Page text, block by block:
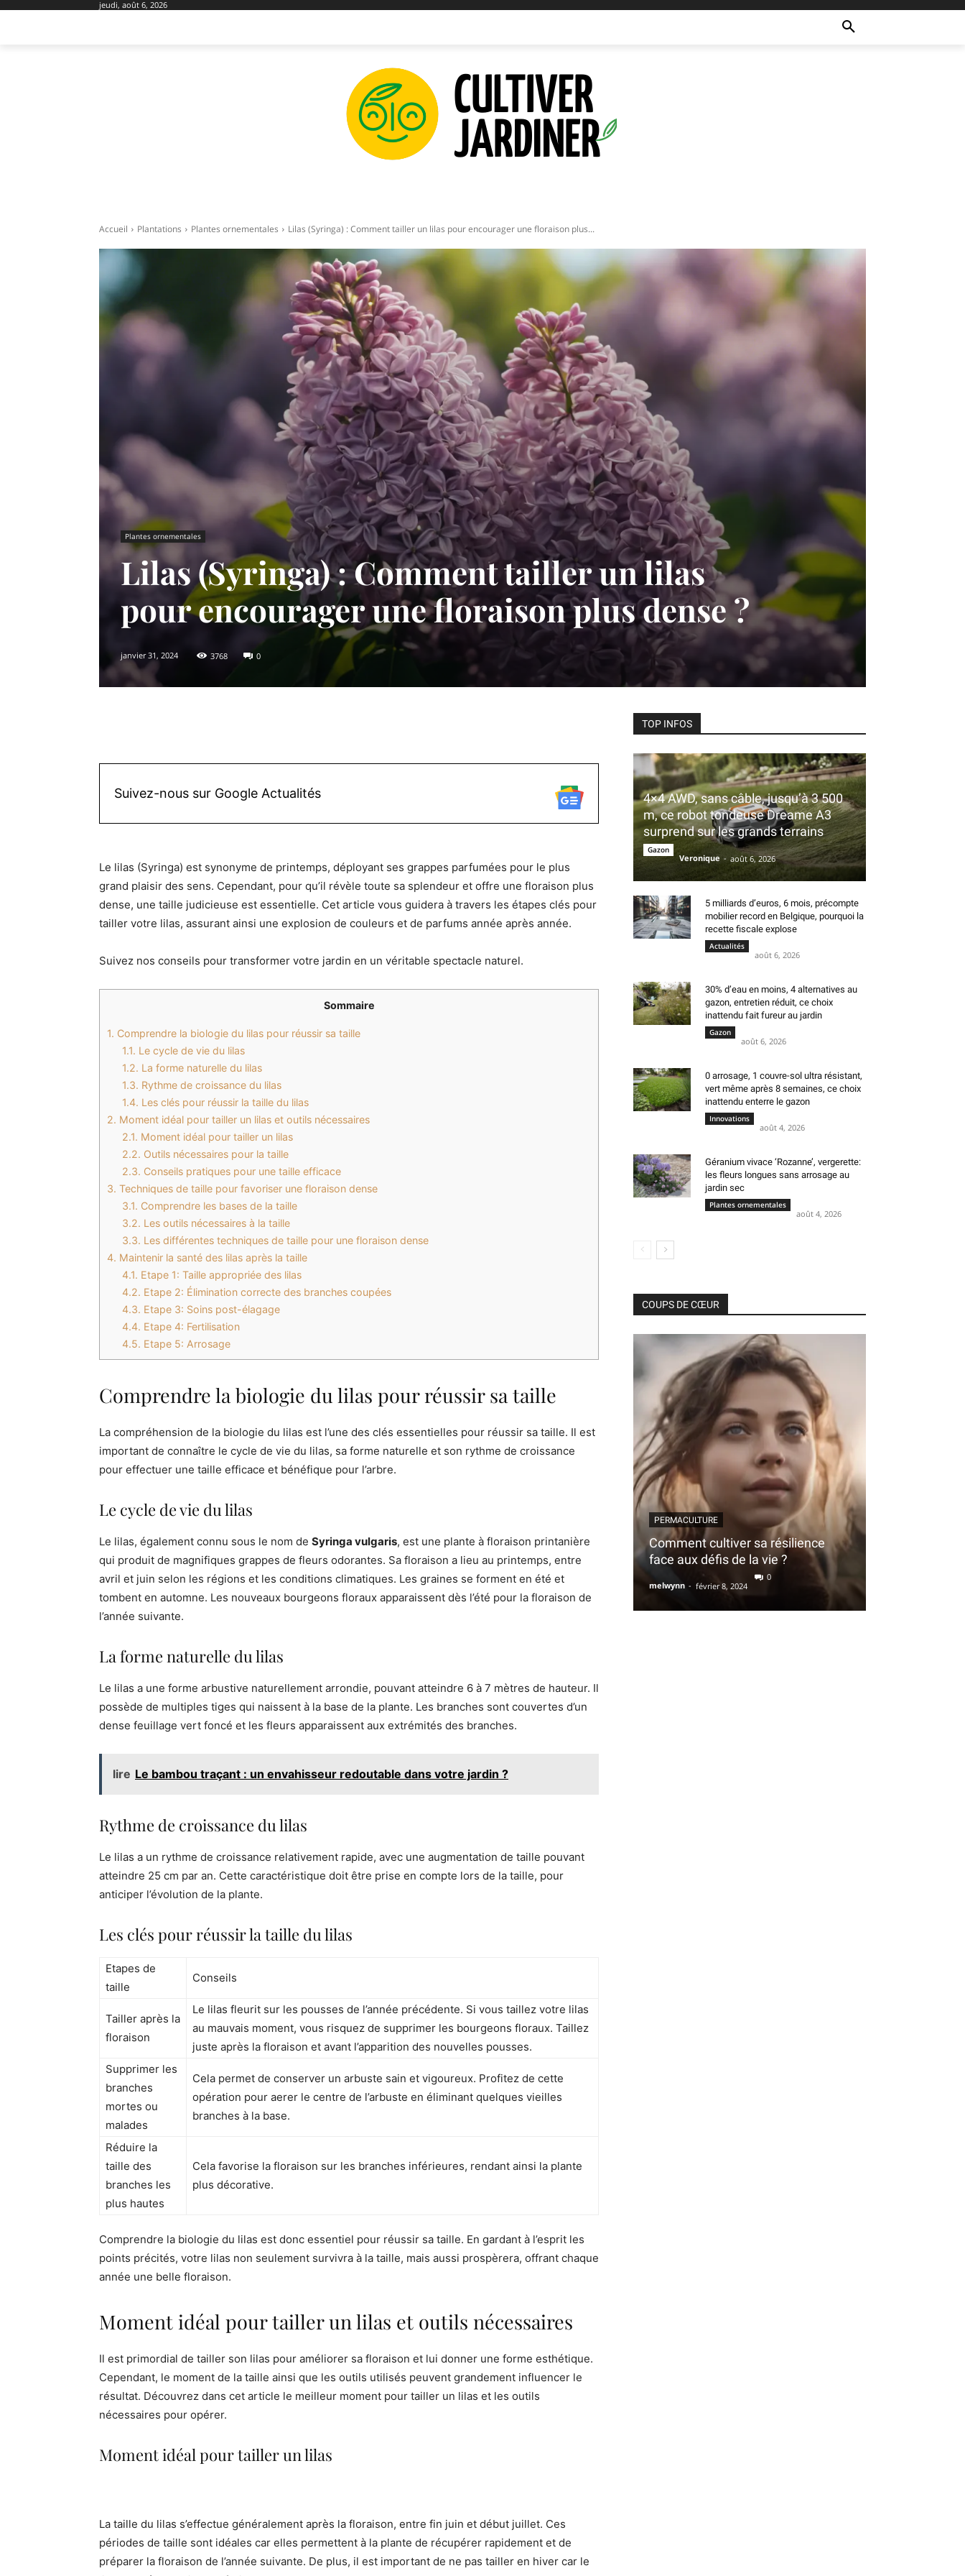
jeudi, août 6, 2026
Accueil Plantations Plantes ornementales Lilas (Syringa) : Comment tailler un lilas pour encourager une floraison plus...
Plantes ornementales
Lilas (Syringa) : Comment tailler un lilas
pour encourager une floraison plus dense ?
janvier 31, 2024 3768 0
Suivez-nous sur Google Actualités
Le lilas (Syringa) est synonyme de printemps, déployant ses grappes parfumées pour le plus
grand plaisir des sens. Cependant, pour qu’il révèle toute sa splendeur et offre une floraison plus
dense, une taille judicieuse est essentielle. Cet article vous guidera à travers les étapes clés pour
tailler votre lilas, assurant ainsi une explosion de couleurs et de parfums année après année.
Suivez nos conseils pour transformer votre jardin en un véritable spectacle naturel.
Sommaire
1. Comprendre la biologie du lilas pour réussir sa taille
1.1. Le cycle de vie du lilas
1.2. La forme naturelle du lilas
1.3. Rythme de croissance du lilas
1.4. Les clés pour réussir la taille du lilas
2. Moment idéal pour tailler un lilas et outils nécessaires
2.1. Moment idéal pour tailler un lilas
2.2. Outils nécessaires pour la taille
2.3. Conseils pratiques pour une taille efficace
3. Techniques de taille pour favoriser une floraison dense
3.1. Comprendre les bases de la taille
3.2. Les outils nécessaires à la taille
3.3. Les différentes techniques de taille pour une floraison dense
4. Maintenir la santé des lilas après la taille
4.1. Etape 1: Taille appropriée des lilas
4.2. Etape 2: Élimination correcte des branches coupées
4.3. Etape 3: Soins post-élagage
4.4. Etape 4: Fertilisation
4.5. Etape 5: Arrosage
Comprendre la biologie du lilas pour réussir sa taille
La compréhension de la biologie du lilas est l’une des clés essentielles pour réussir sa taille. Il est
important de connaître le cycle de vie du lilas, sa forme naturelle et son rythme de croissance
pour effectuer une taille efficace et bénéfique pour l’arbre.
Le cycle de vie du lilas
Le lilas, également connu sous le nom de Syringa vulgaris, est une plante à floraison printanière
qui produit de magnifiques grappes de fleurs odorantes. Sa floraison a lieu au printemps, entre
avril et juin selon les régions et les conditions climatiques. Les graines se forment en été et
tombent en automne. Les nouveaux bourgeons floraux apparaissent dès l’été pour la floraison de
l’année suivante.
La forme naturelle du lilas
Le lilas a une forme arbustive naturellement arrondie, pouvant atteindre 6 à 7 mètres de hauteur. Il
possède de multiples tiges qui naissent à la base de la plante. Les branches sont couvertes d’un
dense feuillage vert foncé et les fleurs apparaissent aux extrémités des branches.
lire Le bambou traçant : un envahisseur redoutable dans votre jardin ?
Rythme de croissance du lilas
Le lilas a un rythme de croissance relativement rapide, avec une augmentation de taille pouvant
atteindre 25 cm par an. Cette caractéristique doit être prise en compte lors de la taille, pour
anticiper l’évolution de la plante.
Les clés pour réussir la taille du lilas
Etapes de
taille
Conseils
Tailler après la
floraison
Le lilas fleurit sur les pousses de l’année précédente. Si vous taillez votre lilas
au mauvais moment, vous risquez de supprimer les bourgeons floraux. Taillez
juste après la floraison et avant l’apparition des nouvelles pousses.
Supprimer les
branches
mortes ou
malades
Cela permet de conserver un arbuste sain et vigoureux. Profitez de cette
opération pour aerer le centre de l’arbuste en éliminant quelques vieilles
branches à la base.
Réduire la
taille des
branches les
plus hautes
Cela favorise la floraison sur les branches inférieures, rendant ainsi la plante
plus décorative.
Comprendre la biologie du lilas est donc essentiel pour réussir sa taille. En gardant à l’esprit les
points précités, votre lilas non seulement survivra à la taille, mais aussi prospèrera, offrant chaque
année une belle floraison.
Moment idéal pour tailler un lilas et outils nécessaires
Il est primordial de tailler son lilas pour améliorer sa floraison et lui donner une forme esthétique.
Cependant, le moment de la taille ainsi que les outils utilisés peuvent grandement influencer le
résultat. Découvrez dans cet article le meilleur moment pour tailler un lilas et les outils
nécessaires pour opérer.
Moment idéal pour tailler un lilas
La taille du lilas s’effectue généralement après la floraison, entre fin juin et début juillet. Ces
périodes de taille sont idéales car elles permettent à la plante de récupérer rapidement et de
préparer la floraison de l’année suivante. De plus, il est important de ne pas tailler en hiver car le
TOP INFOS
4×4 AWD, sans câble, jusqu’à 3 500
m, ce robot tondeuse Dreame A3
surprend sur les grands terrains
Gazon
Veronique - août 6, 2026
5 milliards d’euros, 6 mois, précompte
mobilier record en Belgique, pourquoi la
recette fiscale explose
Actualités
août 6, 2026
30% d’eau en moins, 4 alternatives au
gazon, entretien réduit, ce choix
inattendu fait fureur au jardin
Gazon
août 6, 2026
0 arrosage, 1 couvre-sol ultra résistant,
vert même après 8 semaines, ce choix
inattendu enterre le gazon
Innovations
août 4, 2026
Géranium vivace ‘Rozanne’, vergerette:
les fleurs longues sans arrosage au
jardin sec
Plantes ornementales
août 4, 2026
COUPS DE CŒUR
PERMACULTURE
Comment cultiver sa résilience
face aux défis de la vie ?
melwynn - février 8, 2024
0